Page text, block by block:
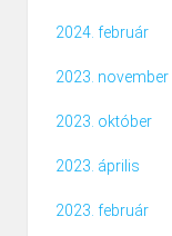
2024. február
2023. november
2023. október
2023. április
2023. február